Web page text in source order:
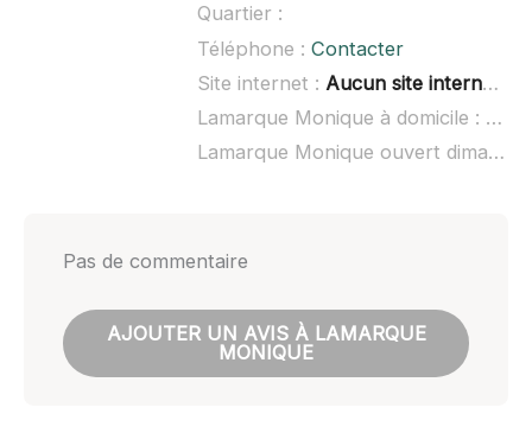
Quartier :
Téléphone : Contacter
Site internet : Aucun site internet connu
Lamarque Monique à domicile :
non
Lamarque Monique ouvert dimanche :
Pas de commentaire
AJOUTER UN AVIS À LAMARQUE
MONIQUE